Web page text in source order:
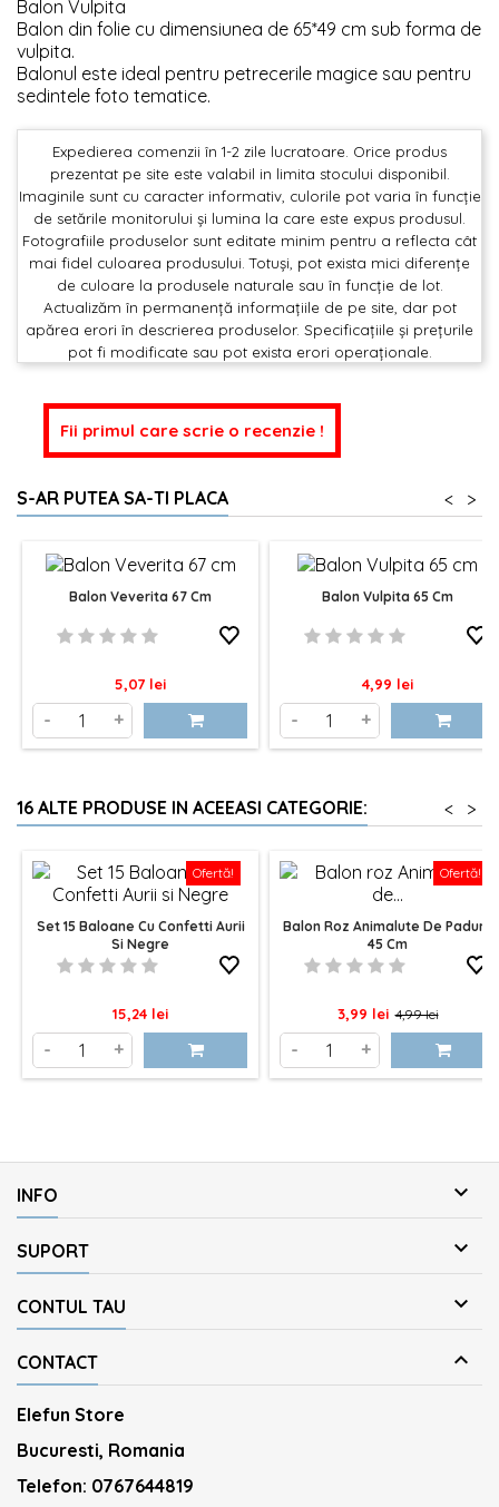
Balon Vulpita
Balon din folie cu dimensiunea de 65*49 cm sub forma de
vulpita.
Balonul este ideal pentru petrecerile magice sau pentru
sedintele foto tematice.
Expedierea comenzii în 1-2 zile lucratoare. Orice produs
prezentat pe site este valabil in limita stocului disponibil.
Imaginile sunt cu caracter informativ, culorile pot varia în funcție
de setările monitorului și lumina la care este expus produsul.
Fotografiile produselor sunt editate minim pentru a reflecta cât
mai fidel culoarea produsului. Totuși, pot exista mici diferențe
de culoare la produsele naturale sau în funcție de lot.
Actualizăm în permanență informațiile de pe site, dar pot
apărea erori în descrierea produselor. Specificațiile și prețurile
pot fi modificate sau pot exista erori operaționale.
Fii primul care scrie o recenzie !
S-AR PUTEA SA-TI PLACA >
<
Balon Veverita 67 Cm
Pret
5,07 lei
- +
Balon Vulpita 65 Cm
Pret
4,99 lei
- +
16 ALTE PRODUSE IN ACEEASI CATEGORIE: >
<
Ofertă!
Set 15 Baloane Cu Confetti Aurii
Si Negre
Pret
15,24 lei
- +
Ofertă!
Balon Roz Animalute De Padure
45 Cm
Pret
3,99 lei Pret
baza
4,99 lei
- +
INFO 
SUPORT 
CONTUL TAU 
CONTACT 
Elefun Store
Bucuresti, Romania
Telefon: 0767644819